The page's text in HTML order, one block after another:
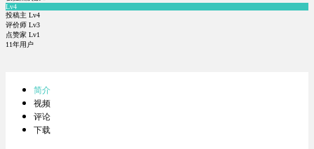
Lv4
投稿主 Lv4
评价师 Lv3
点赞家 Lv1
11年用户
简介
视频
评论
下载